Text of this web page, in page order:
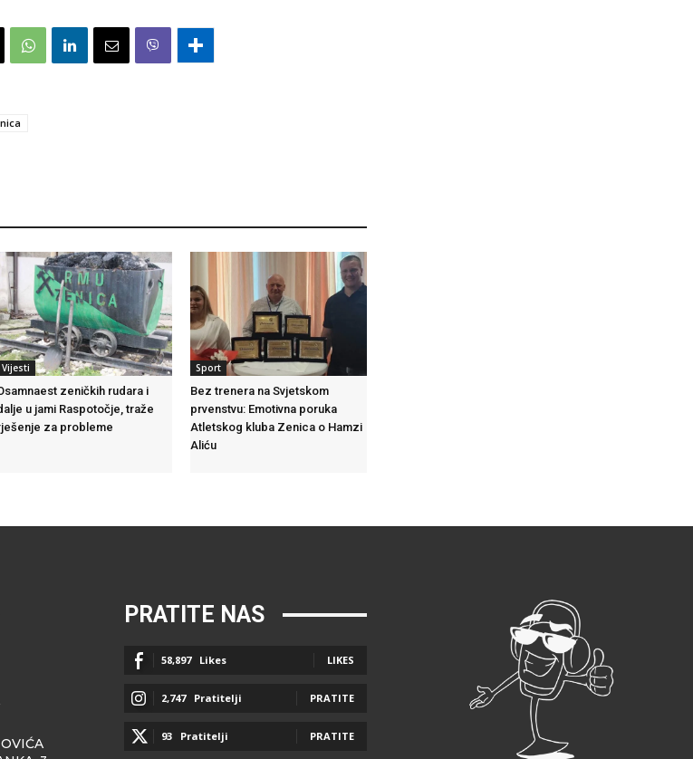
Vijesti
zeničkih rudara i
u jami Raspotočje, traže
za probleme
Sport
Bez trenera na Svjetskom
prvenstvu: Emotivna poruka
Atletskog kluba Zenica o Hamzi
Aliću
PRATITE NAS
58,897 Likes LIKES
2,747 Pratitelji PRATITE
93 Pratitelji PRATITE